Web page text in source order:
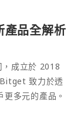
品全解析
成立於 2018
致力於透
多元的產品。